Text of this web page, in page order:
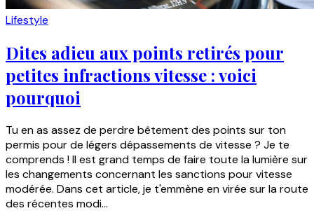
Lifestyle
Dites adieu aux points retirés pour
petites infractions vitesse : voici
pourquoi
Tu en as assez de perdre bêtement des points sur ton
permis pour de légers dépassements de vitesse ? Je te
comprends ! Il est grand temps de faire toute la lumière sur
les changements concernant les sanctions pour vitesse
modérée. Dans cet article, je t'emmène en virée sur la route
des récentes modi...